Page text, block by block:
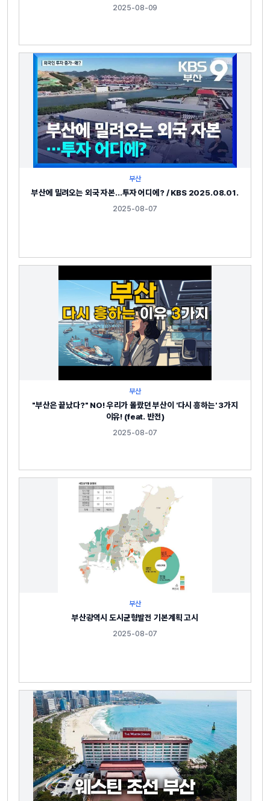
2025-08-09
부산
부산에 밀려오는 외국 자본…투자 어디에? / KBS 2025.08.01.
2025-08-07
부산
"부산은 끝났다?" NO! 우리가 몰랐던 부산이 '다시 흥하는' 3가지
이유! (feat. 반전)
2025-08-07
부산
부산광역시 도시균형발전 기본계획 고시
2025-08-07